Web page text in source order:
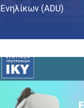
Ενηλίκων (ADU)